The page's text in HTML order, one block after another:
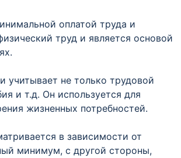
оплатой труда и
труд и является основой
не только трудовой
и т.д. Он используется для
жизненных потребностей.
в зависимости от
минимум, с другой стороны,